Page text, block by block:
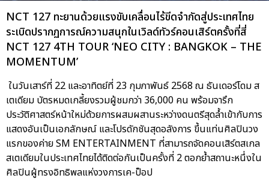
NCT 127 ทะยานด้วยแรงขับเคลื่อนไร้ขีดจำกัดสู่ประเทศไทย
ระเบิดปรากฏการณ์ความสนุกในเวิลด์ทัวร์คอนเสิร์ตครั้งที่สี่
NCT 127 4TH TOUR ‘NEO CITY : BANGKOK – THE
MOMENTUM’
ในวันเสาร์ที่ 22 และอาทิตย์ที่ 23 กุมภาพันธ์ 2568 ณ ธันเดอร์โดม ส
เตเดียม บัตรหมดเกลี้ยงรวมผู้ชมกว่า 36,000 คน พร้อมจารึก
ประวัติศาสตร์หน้าใหม่ด้วยการผสมผสานระหว่างดนตรีสุดล้ำเข้ากับการ
แสดงอันเป็นเอกลักษณ์ และโปรดักชันสุดอลังการ ขึ้นแท่นศิลปินวง
แรกของค่าย SM ENTERTAINMENT ที่สามารถจัดคอนเสิร์ตสเกล
สเตเดียมในประเทศไทยได้ติดต่อกันเป็นครั้งที่ 2 ตอกย้ำสถานะหนึ่งใน
ศิลปินผู้ทรงอิทธิพลแห่งวงการเค-ป็อป